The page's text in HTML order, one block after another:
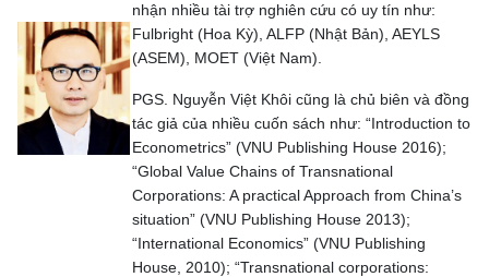
nhận nhiều tài trợ nghiên cứu có uy tín như:
Fulbright (Hoa Kỳ), ALFP (Nhật Bản), AEYLS
(ASEM), MOET (Việt Nam).
PGS. Nguyễn Việt Khôi cũng là chủ biên và đồng
tác giả của nhiều cuốn sách như: “Introduction to
Econometrics” (VNU Publishing House 2016);
“Global Value Chains of Transnational
Corporations: A practical Approach from China’s
situation” (VNU Publishing House 2013);
“International Economics” (VNU Publishing
House, 2010); “Transnational corporations: